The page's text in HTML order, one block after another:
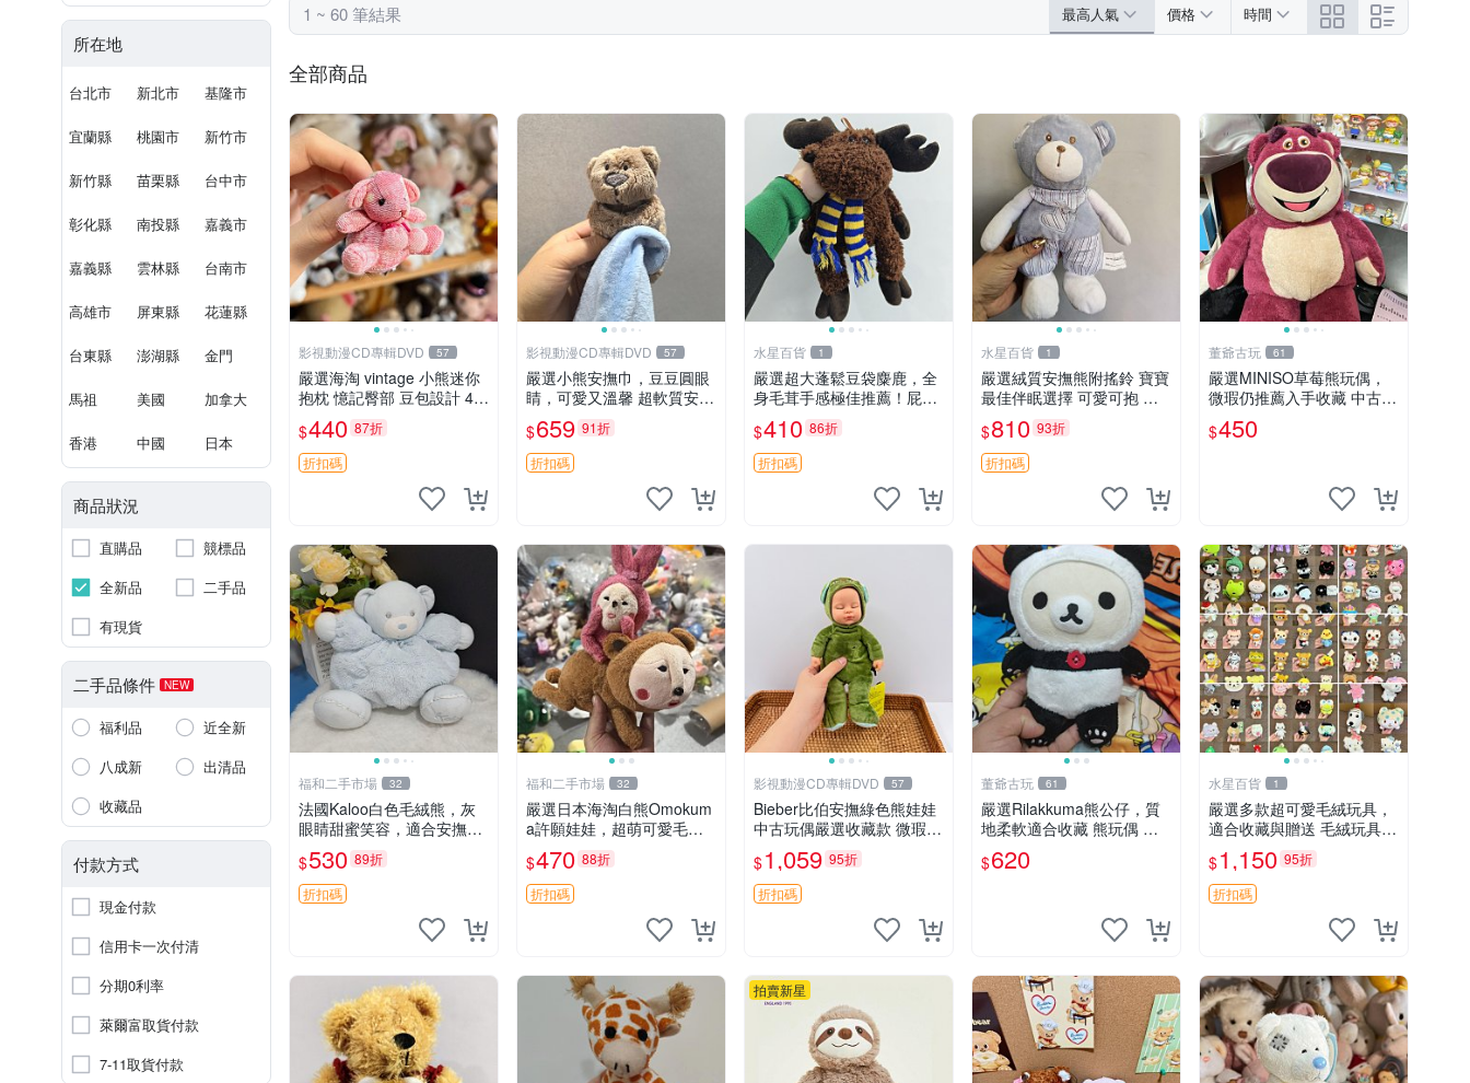
所在地
台北市 新北市 基隆市
宜蘭縣 桃園市 新竹市
新竹縣 苗栗縣 台中市
彰化縣 南投縣 嘉義市
嘉義縣 雲林縣 台南市
高雄市 屏東縣 花蓮縣
台東縣 澎湖縣 金門
馬祖 美國 加拿大
香港 中國 日本
商品狀況
直購品
競標品
全新品
二手品
有現貨
二手品條件 NEW
福利品
近全新
八成新
出清品
收藏品
付款方式
現金付款
信用卡一次付清
分期0利率
萊爾富取貨付款
7-11取貨付款
1 ~ 60 筆結果 最高人氣 價格 時間
全部商品
影視動漫CD專輯DVD 57
嚴選海淘 vintage 小熊迷你
抱枕 憶記臀部 豆包設計 4c
m 高 推薦收藏 迷你豆包小
熊、高臀部、豆袋抱枕
$440 87折
折扣碼
影視動漫CD專輯DVD 57
嚴選小熊安撫巾，豆豆圓眼
睛，可愛又溫馨 超軟質安撫
巾，豆豆設計，哄睡好幫手
約克豆豆眼安撫巾 數碼豆豆
眼
$659 91折
折扣碼
水星百貨 1
嚴選超大蓬鬆豆袋麋鹿，全
身毛茸手感極佳推薦！屁股
與四肢填充均勻，適合收藏
與孩童共賞。 麋鹿 豆袋 毛
茸玩具
$410 86折
折扣碼
水星百貨 1
嚴選絨質安撫熊附搖鈴 寶寶
最佳伴眠選擇 可愛可抱 絨
毛玩具 安撫熊 嬰兒用
$810 93折
折扣碼
董爺古玩 61
嚴選MINISO草莓熊玩偶，
微瑕仍推薦入手收藏 中古 M
INISO 草莓熊 玩具 收藏
$450
福和二手市場 32
法國Kaloo白色毛絨熊，灰
眼睛甜蜜笑容，適合安撫逗
趣可愛，柔軟面料手感佳。
14 白色安撫熊 毛絨玩具 寶
寶逗樂具
$530 89折
折扣碼
福和二手市場 32
嚴選日本海淘白熊Omokum
a許願娃娃，超萌可愛毛絨
公仔推薦收藏 白熊 Omoku
ma 毛絨玩具 偽裝娃娃 玩具
擺飾
$470 88折
折扣碼
影視動漫CD專輯DVD 57
Bieber比伯安撫綠色熊娃娃
中古玩偶嚴選收藏款 微瑕輕
度使用 Bieber綠熊娃娃 中
古玩偶 微瑕
$1,059 95折
折扣碼
董爺古玩 61
嚴選Rilakkuma熊公仔，質
地柔軟適合收藏 熊玩偶 柔
軟 公仔 收藏
$620
水星百貨 1
嚴選多款超可愛毛絨玩具，
適合收藏與贈送 毛絨玩具、
抱枕、公仔
$1,150 95折
折扣碼
拍賣新星